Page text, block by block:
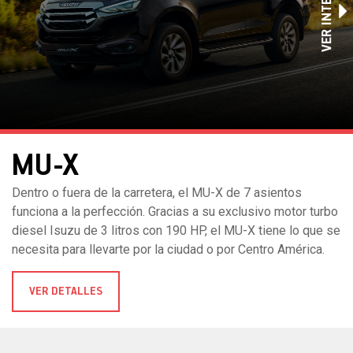
MU-X
Dentro o fuera de la carretera, el MU-X de 7 asientos
funciona a la perfección. Gracias a su exclusivo motor turbo
diesel Isuzu de 3 litros con 190 HP, el MU-X tiene lo que se
necesita para llevarte por la ciudad o por Centro América.
VER DETALLES